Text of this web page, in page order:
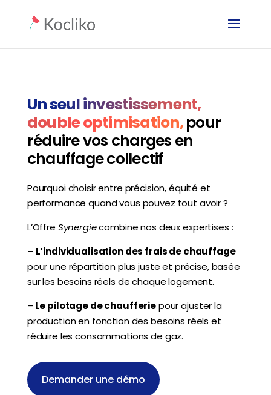
Un seul investissement,
double optimisation,pour
réduire vos charges en
chauffage collectif
Pourquoi choisir entre précision, équité et
performance quand vous pouvez tout avoir ?
L’Offre Synergiecombine nos deux expertises :
– L’individualisation des frais de chauffage
pour une répartition plus juste et précise, basée
sur les besoins réels de chaque logement.
– Le pilotage de chaufferiepour ajuster la
production en fonction des besoins réels et
réduire les consommations de gaz.
Demander une démo